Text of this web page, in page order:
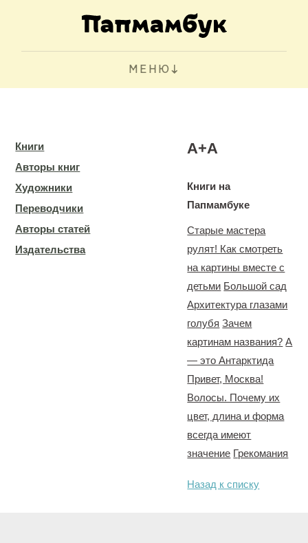
МЕНЮ
Книги
Авторы книг
Художники
Переводчики
Авторы статей
Издательства
А+А
Книги на
Папмамбуке
Старые мастера
рулят! Как смотреть
на картины вместе с
детьми Большой сад
Архитектура глазами
голубя Зачем
картинам названия? А
— это Антарктида
Привет, Москва!
Волосы. Почему их
цвет, длина и форма
всегда имеют
значение Грекомания
Назад к списку